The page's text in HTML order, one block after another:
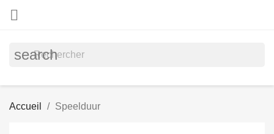

search
Accueil Speelduur